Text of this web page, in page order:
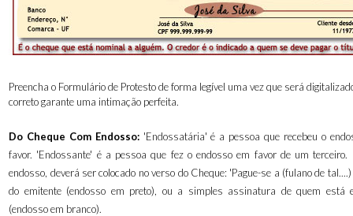
Preencha o Formulário de Protesto de forma legível uma vez que será
correto garante uma intimação perfeita.
Do Cheque Com Endosso:'Endossatária' é a pessoa que recebeu o
favor. 'Endossante' é a pessoa que fez o endosso em favor de um terceiro.
endosso, deverá ser colocado no verso do Cheque: 'Pague-se a (fulano de
do emitente (endosso em preto), ou a simples assinatura de quem está
(endosso em branco).